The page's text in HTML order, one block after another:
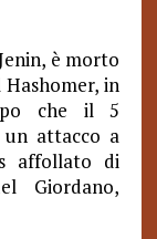
è morto
in
che il 5
un attacco a
affollato di
Giordano,